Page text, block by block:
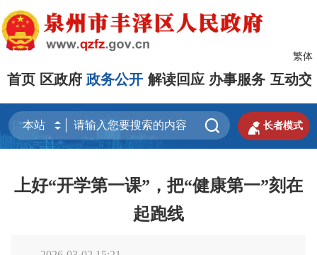
繁体
首页 区政府 政务公开 解读回应 办事服务 互动交
  长者模式
上好“开学第一课”，把“健康第一”刻在
起跑线